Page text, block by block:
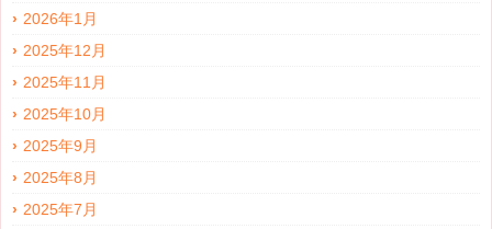
2026年1月
2025年12月
2025年11月
2025年10月
2025年9月
2025年8月
2025年7月